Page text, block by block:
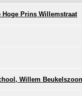
Prins Willemstraat
Willem